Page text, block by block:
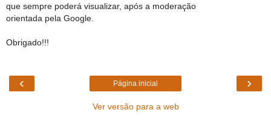
que sempre poderá visualizar, após a moderação
orientada pela Google.
Obrigado!!!
‹ ›
Página inicial
Ver versão para a web